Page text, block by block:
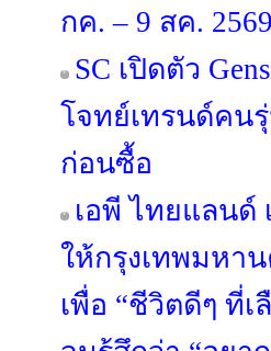
กค. – 9 สค. 2569
SC เปิดตัว
โจทย์เทรนด์คนรุ่
ก่อนซื้อ
เอพี ไทยแลนด์
ให้กรุงเทพมหา
เพื่อ “ชีวิตดีๆ ที่